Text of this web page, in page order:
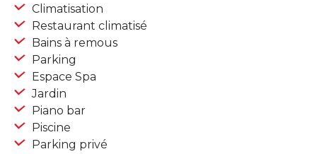
Climatisation
Restaurant climatisé
Bains à remous
Parking
Espace Spa
Jardin
Piano bar
Piscine
Parking privé